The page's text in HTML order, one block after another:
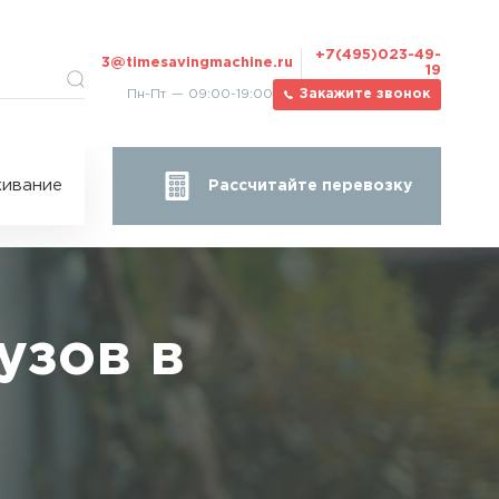
3@timesavingmachine.ru
+7(495)023-49-
19
Пн-Пт — 09:00-19:00
Закажите звонок
Рассчитайте перевозку
в